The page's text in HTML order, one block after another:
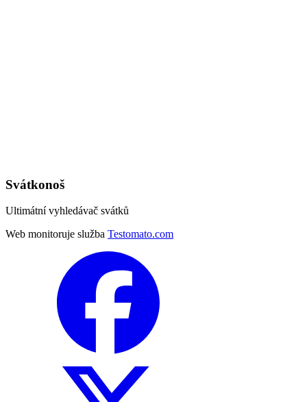
Svátkonoš
Ultimátní vyhledávač svátků
Web monitoruje služba Testomato.com